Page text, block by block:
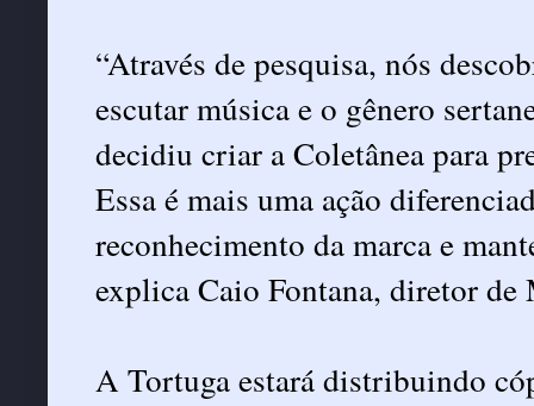
“Através de pesquisa, nós
escutar música e o gênero
decidiu criar a Coletânea para
Essa é mais uma ação
reconhecimento da marca e
explica Caio Fontana, diretor
A Tortuga estará distribuindo